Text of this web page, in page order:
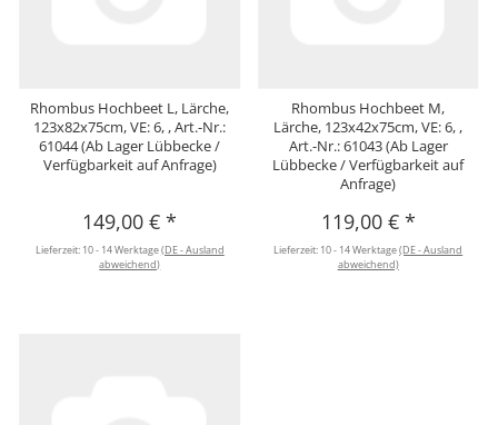
Rhombus Hochbeet L, Lärche,
123x82x75cm, VE: 6, , Art.-Nr.:
61044 (Ab Lager Lübbecke /
Verfügbarkeit auf Anfrage)
149,00 €*
Lieferzeit: 10 - 14 Werktage(DE - Ausland
abweichend)
Rhombus Hochbeet M,
Lärche, 123x42x75cm, VE: 6, ,
Art.-Nr.: 61043 (Ab Lager
Lübbecke / Verfügbarkeit auf
Anfrage)
119,00 € *
Lieferzeit: 10 - 14 Werktage(DE - Ausland
abweichend)